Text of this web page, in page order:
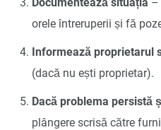
orele întreruperii și fă
Informează proprietarul
(dacă nu ești proprietar).
Dacă problema persistă
plângere scrisă către